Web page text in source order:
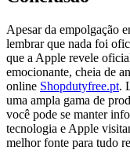
Apesar da empolgação
lembrar que nada foi
que a Apple revele
emocionante, cheia de
online Shopdutyfree.pt.
uma ampla gama de
você pode se manter
tecnologia e Apple
melhor fonte para tudo